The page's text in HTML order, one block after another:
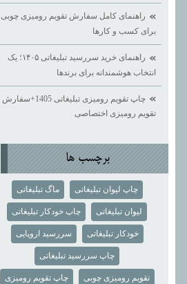
راهنمای کامل سفارش تقویم رومیزی چوبی
برای کسب ‌و کارها
راهنمای خرید سررسید تبلیغاتی ۱۴۰۵؛ یک
انتخاب هوشمندانه برای برندها
چاپ تقویم رومیزی تبلیغاتی 1405+سفارش
تقویم رومیزی اختصاصی
برچسب ها
چاپ لیوان تبلیغاتی ماگ تبلیغاتی
لیوان تبلیغاتی چاپ خودکار تبلیغاتی
خودکار تبلیغاتی سررسید اروپایی
چاپ سررسید تبلیغاتی
تقویم رومیزی چوبی چاپ تقویم رومیزی